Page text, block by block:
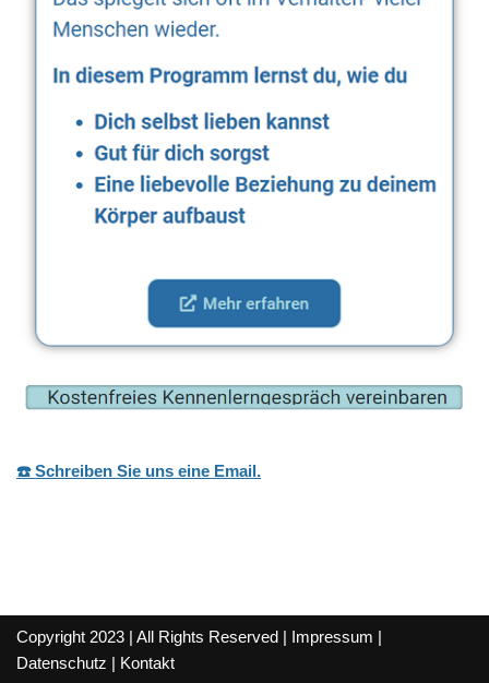
☎️ Schreiben Sie uns eine Email.
Copyright 2023 | All Rights Reserved | Impressum |
Datenschutz | Kontakt